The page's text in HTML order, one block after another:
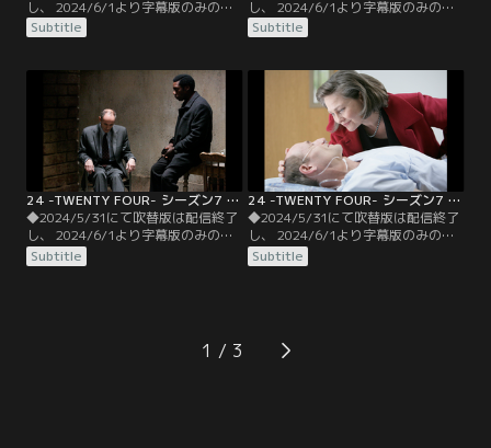
し、 2024/6/1より字幕版のみの配
信となります。予めご了承くださ
い。◆字幕／第06話 1：00 P.M.-2：
たものの、エマーソンの指示で埋め
られたルネは、間一髪でブキャナン
とクロエに救出、蘇生される。
Subtitle
し、 2024/6/1より字幕版のみの配
信となります。予めご了承くださ
い。◆字幕／第07話 2：00 P.M.-3：
バクの攻撃について検証し、侵入の
コード・パターンを発見。それを頼
りに次の標的を分析途中、オハイオ
州キドロン郊外の化学工場に異変が
あることに気づく。
Subtitle
24 -TWENTY FOUR- シーズン7 第08話／字幕
◆2024/5/31にて吹替版は配信終了
し、 2024/6/1より字幕版のみの配
信となります。予めご了承くださ
い。◆字幕／第08話 3：00 P.M.-4：
後、無事テロリストたちの手から生
Subtitle
24 -TWENTY FOUR- シーズン7 第09話／字幕
◆2024/5/31にて吹替版は配信終了
し、 2024/6/1より字幕版のみの配
信となります。予めご了承くださ
い。◆字幕／第09話 4：00 P.M.-5：
には既にいなかった。ジャックから
報告を受けた大統領は、即座に病院
Subtitle
1